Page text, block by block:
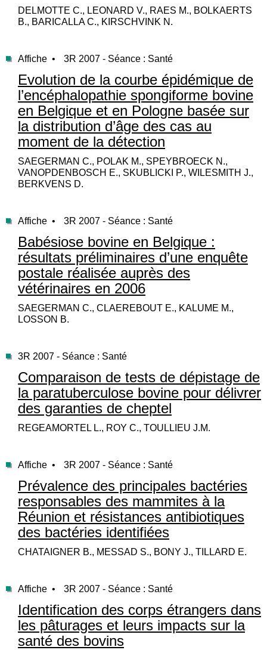
DELMOTTE C., LEONARD V., RAES M., BOLKAERTS
B., BARICALLA C., KIRSCHVINK N.
Affiche • 3R 2007 - Séance : Santé
Evolution de la courbe épidémique de
l’encéphalopathie spongiforme bovine
en Belgique et en Pologne basée sur
la distribution d’âge des cas au
moment de la détection
SAEGERMAN C., POLAK M., SPEYBROECK N.,
VANOPDENBOSCH E., SKUBLICKI P., WILESMITH J.,
BERKVENS D.
Affiche • 3R 2007 - Séance : Santé
Babésiose bovine en Belgique :
résultats préliminaires d’une enquête
postale réalisée auprès des
vétérinaires en 2006
SAEGERMAN C., CLAEREBOUT E., KALUME M.,
LOSSON B.
3R 2007 - Séance : Santé
Comparaison de tests de dépistage de
la paratuberculose bovine pour délivrer
des garanties de cheptel
REGEAMORTEL L., ROY C., TOULLIEU J.M.
Affiche • 3R 2007 - Séance : Santé
Prévalence des principales bactéries
responsables des mammites à la
Réunion et résistances antibiotiques
des bactéries identifiées
CHATAIGNER B., MESSAD S., BONY J., TILLARD E.
Affiche • 3R 2007 - Séance : Santé
Identification des corps étrangers dans
les pâturages et leurs impacts sur la
santé des bovins